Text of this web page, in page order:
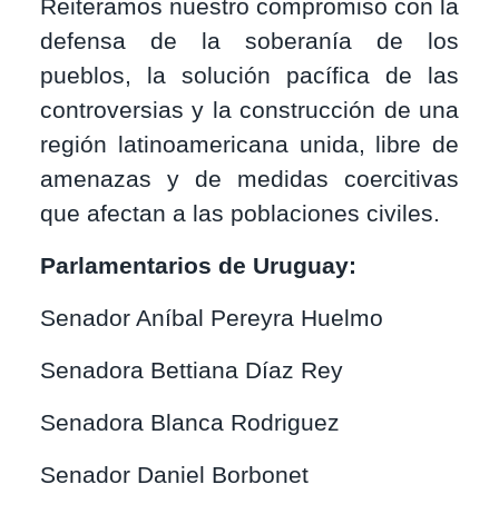
Reiteramos nuestro compromiso con la
defensa de la soberanía de los
pueblos, la solución pacífica de las
controversias y la construcción de una
región latinoamericana unida, libre de
amenazas y de medidas coercitivas
que afectan a las poblaciones civiles.
Parlamentarios de Uruguay:
Senador Aníbal Pereyra Huelmo
Senadora Bettiana Díaz Rey
Senadora Blanca Rodriguez
Senador Daniel Borbonet